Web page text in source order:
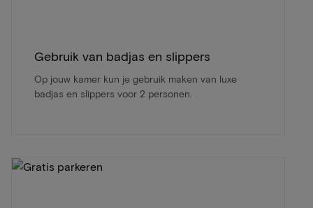
Gebruik van badjas en slippers
Op jouw kamer kun je gebruik maken van luxe
badjas en slippers voor 2 personen.